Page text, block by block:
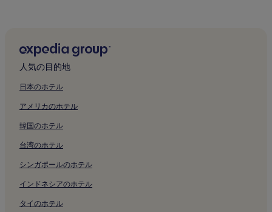
人気の目的地
日本のホテル
アメリカのホテル
韓国のホテル
台湾のホテル
シンガポールのホテル
インドネシアのホテル
タイのホテル